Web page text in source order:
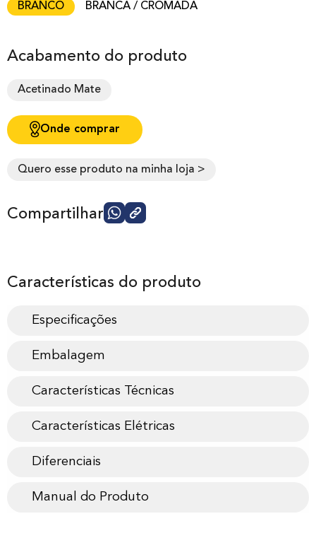
BRANCO BRANCA / CROMADA
Acabamento do produto
Acetinado Mate
Onde comprar
Quero esse produto na minha loja >
Compartilhar
Características do produto
Especificações
Embalagem
Características Técnicas
Características Elétricas
Diferenciais
Manual do Produto